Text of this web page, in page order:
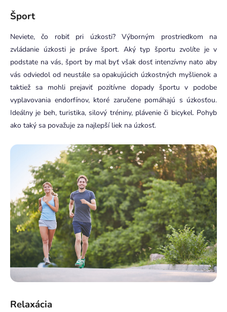
Šport
Neviete, čo robiť pri úzkosti?Výborným prostriedkom na
zvládanie úzkosti je práve šport. Aký typ športu zvolíte je v
podstate na vás, šport by mal byť však dosť intenzívny nato aby
vás odviedol od neustále sa opakujúcich úzkostných myšlienok a
taktiež sa mohli prejaviť pozitívne dopady športu v podobe
vyplavovania endorfínov, ktoré zaručene pomáhajú s úzkosťou.
Ideálny je beh, turistika, silový tréniny, plávenie či bicykel. Pohyb
ako taký sa považuje za najlepší liek na úzkosť.
Relaxácia